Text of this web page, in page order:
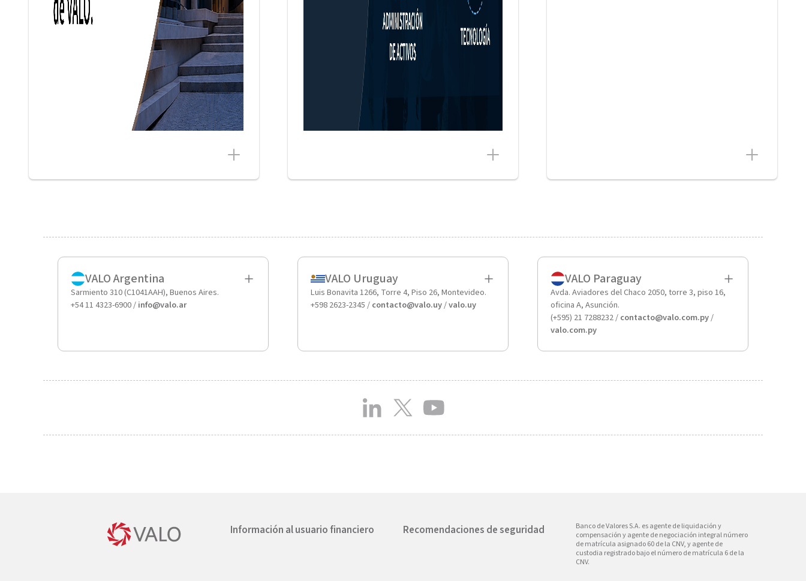
VALO Argentina
Sarmiento 310 (C1041AAH), Buenos Aires.
+54 11 4323-6900 /info@valo.ar
VALO Uruguay
Luis Bonavita 1266, Torre 4, Piso 26, Montevideo.
+598 2623-2345 /contacto@valo.uy/valo.uy
VALO Paraguay
Avda. Aviadores del Chaco 2050, torre 3, piso 16,
oficina A, Asunción.
(+595) 21 7288232 /contacto@valo.com.py/
valo.com.py
Información al usuario financiero Recomendaciones de seguridad
Banco de Valores S.A. es agente de liquidación y
compensación y agente de negociación integral número
de matrícula asignado 60 de la CNV, y agente de
custodia registrado bajo el número de matrícula 6 de la
CNV.